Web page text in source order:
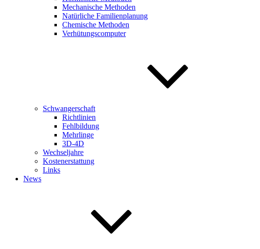
Mechanische Methoden
Natürliche Familienplanung
Chemische Methoden
Verhütungscomputer
Schwangerschaft
Richtlinien
Fehlbildung
Mehrlinge
3D-4D
Wechseljahre
Kostenerstattung
Links
News